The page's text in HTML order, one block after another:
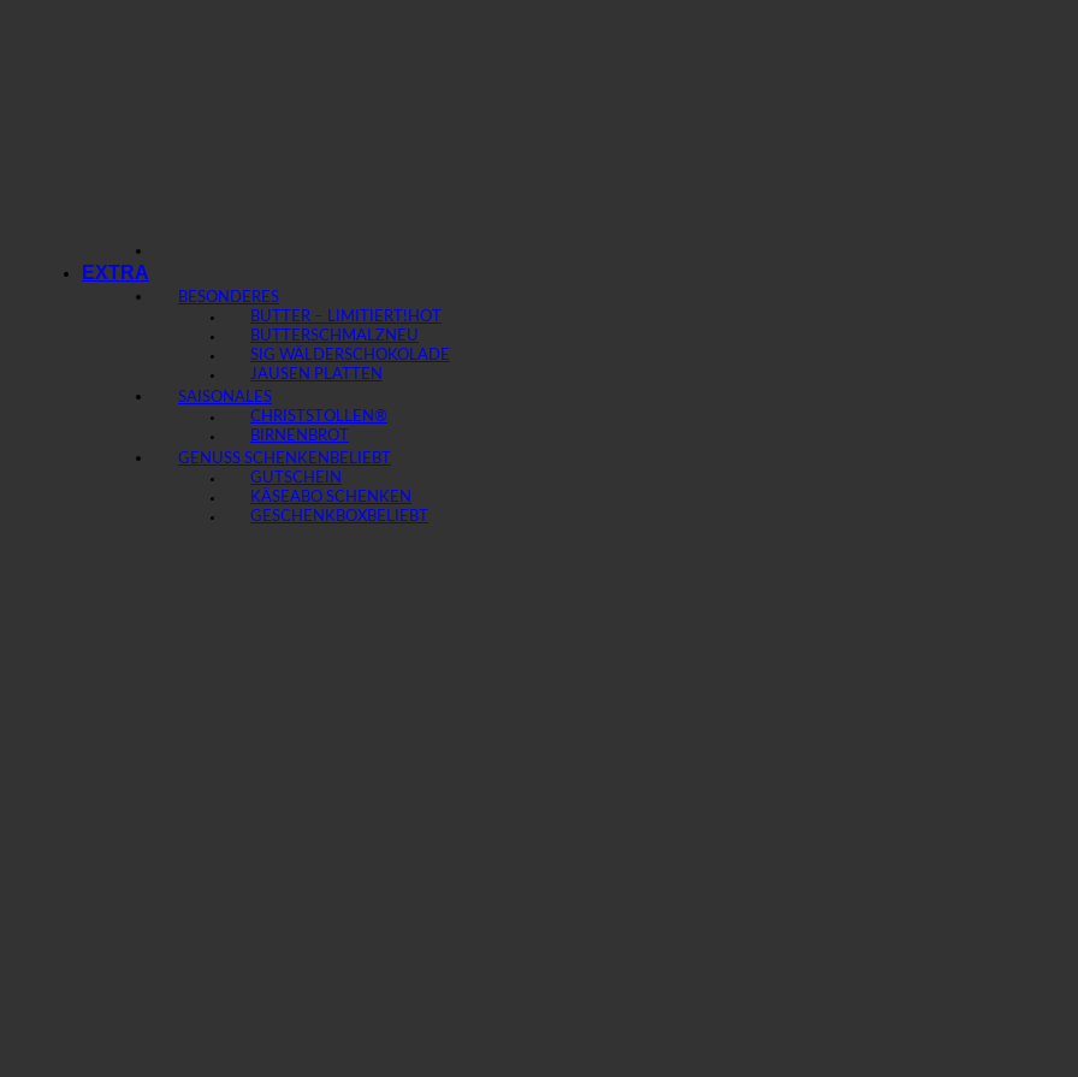
EXTRA
BESONDERES
BUTTER – LIMITIERT!
BUTTERSCHMALZ
SIG WÄLDERSCHOKOLADE
JAUSEN PLATTEN
SAISONALES
CHRISTSTOLLEN®
BIRNENBROT
GENUSS SCHENKEN
GUTSCHEIN
KÄSEABO SCHENKEN
GESCHENKBOX